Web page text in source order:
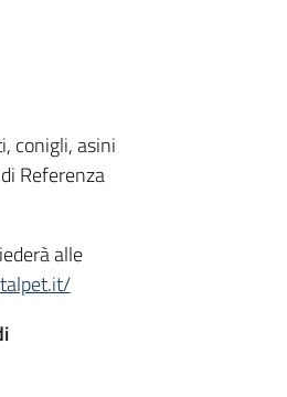
conigli, asini
Referenza
alle